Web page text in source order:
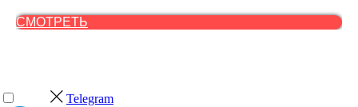
СМОТРЕТЬ
Telegram